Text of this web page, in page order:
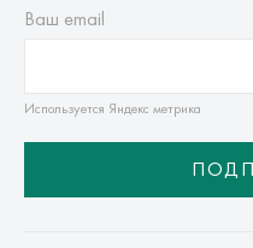
Ваш email
Используется Яндекс метрика